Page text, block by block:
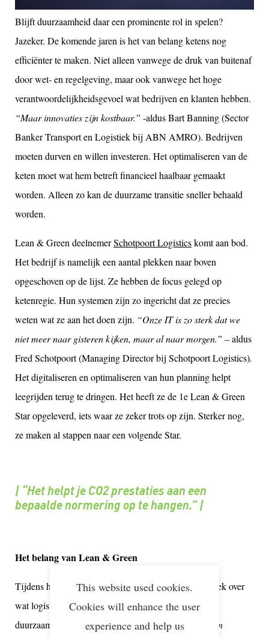
Blijft duurzaamheid daar een prominente rol in spelen?
Jazeker. De komende jaren is het van belang ketens nog
efficiënter te maken. Niet alleen vanwege de druk van buitenaf
door wet- en regelgeving, maar ook vanwege het hoge
verantwoordelijkheidsgevoel wat bedrijven en klanten hebben.
“Maar innovaties zijn kostbaar.” -aldus Bart Banning (Sector
Banker Transport en Logistiek bij ABN AMRO). Bedrijven
moeten durven en willen investeren. Het optimaliseren van de
keten moet wat hem betreft financieel haalbaar gemaakt
worden. Alleen zo kan de duurzame transitie sneller behaald
worden.
Lean & Green deelnemerSchotpoort Logisticskomt aan bod.
Het bedrijf is namelijk een aantal plekken naar boven
opgeschoven op de lijst. Ze hebben de focus gelegd op
ketenregie. Hun systemen zijn zo ingericht dat ze precies
weten wat ze aan het doen zijn. “Onze IT is zo sterk dat we
niet meer naar gisteren kijken, maar al naar morgen.” – aldus
Fred Schotpoort (Managing Director bij Schotpoort Logistics).
Het digitaliseren en optimaliseren van hun planning helpt
leegrijden terug te dringen. Het heeft ze de 1e Lean & Green
Star opgeleverd, iets waar ze zeker trots op zijn. Sterker nog,
ze maken al stappen naar een volgende Star.
| “Het helpt je CO2 prestaties aan een
bepaalde normering op te hangen.” |
Het belang van Lean & Green
Tijdens het thema Duurzame Logistiek gaat het gesprek over
wat logistiek dienstverleners doen op het gebied van
duurzaamheid. En daar gebeurt veel.“Door Covid zijn
This website used cookies.
Cookies will enhance the user
experience and help us